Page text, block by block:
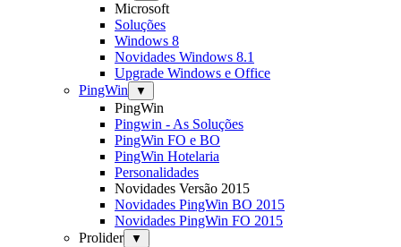
Microsoft
Soluções
Windows 8
Novidades Windows 8.1
Upgrade Windows e Office
PingWin
▼
PingWin
Pingwin - As Soluções
PingWin FO e BO
PingWin Hotelaria
Personalidades
Novidades Versão 2015
Novidades PingWin BO 2015
Novidades PingWin FO 2015
Prolider
▼